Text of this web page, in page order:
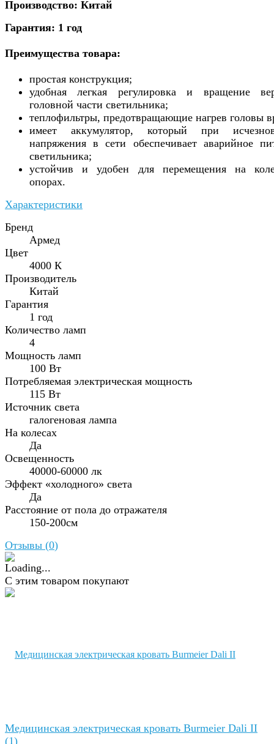
Производство: Китай
Гарантия: 1 год
Преимущества товара:
простая конструкция;
удобная легкая регулировка и вращение
головной части светильника;
теплофильтры, предотвращающие нагрев головы
имеет аккумулятор, который при
напряжения в сети обеспечивает аварийное
светильника;
устойчив и удобен для перемещения на
опорах.
Характеристики
Бренд
Армед
Цвет
4000 К
Производитель
Китай
Гарантия
1 год
Количество ламп
4
Мощность ламп
100 Вт
Потребляемая электрическая мощность
115 Вт
Источник света
галогеновая лампа
На колесах
Да
Освещенность
40000-60000 лк
Эффект «холодного» света
Да
Расстояние от пола до отражателя
150-200см
Отзывы (0)
С этим товаром покупают
Медицинская электрическая кровать Burmeier Dali II
(1)